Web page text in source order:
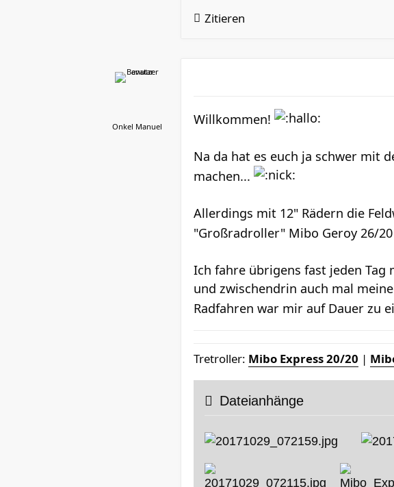
Zitieren
Onkel Manuel Willkommen!
Na da hat es euch ja schwer mit
machen...
Allerdings mit 12" Rädern die
"Großradroller" Mibo Geroy 26/
Ich fahre übrigens fast jeden Tag
und zwischendrin auch mal
Radfahren war mir auf Dauer zu
Tretroller: Mibo Express 20/20 |
Dateianhänge